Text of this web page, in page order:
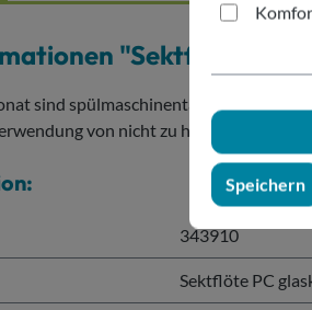
"Sektflöte PC
sind spülmaschinentauglich (auch
von nicht zu harten
343910
Sektflöte PC
Speichern